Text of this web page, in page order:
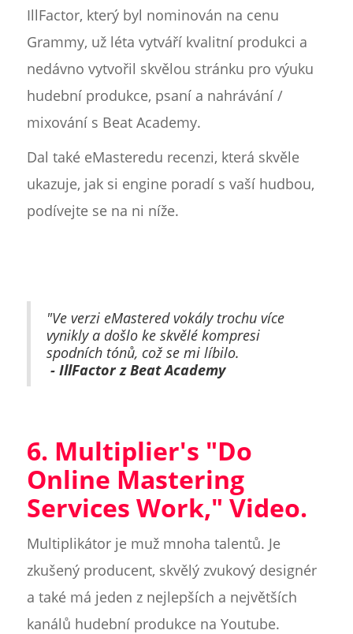
IllFactor, který byl nominován na cenu
Grammy, už léta vytváří kvalitní produkci a
nedávno vytvořil skvělou stránku pro výuku
hudební produkce, psaní a nahrávání /
mixování s Beat Academy.
Dal také eMasteredu recenzi, která skvěle
ukazuje, jak si engine poradí s vaší hudbou,
podívejte se na ni níže.
"Ve verzi eMastered vokály trochu více
vynikly a došlo ke skvělé kompresi
spodních tónů, což se mi líbilo.
- IllFactor z Beat Academy
6. Multiplier's "Do
Online Mastering
Services Work," Video.
Multiplikátor je muž mnoha talentů. Je
zkušený producent, skvělý zvukový designér
a také má jeden z nejlepších a největších
kanálů hudební produkce na Youtube.